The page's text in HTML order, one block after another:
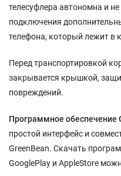
телесуфлера автономна и
подключения
телефона, который лежит в
Перед транспортировкой
закрывается крышкой,
повреждений.
Программное обеспечение
простой интерфейс и
GreenBean. Скачать
GooglePlay и AppleStore